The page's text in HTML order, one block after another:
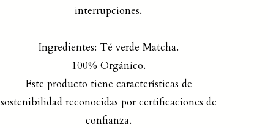
interrupciones.
Ingredientes: Té verde Matcha.
100% Orgánico.
Este producto tiene características de
sostenibilidad reconocidas por certificaciones de
confianza.